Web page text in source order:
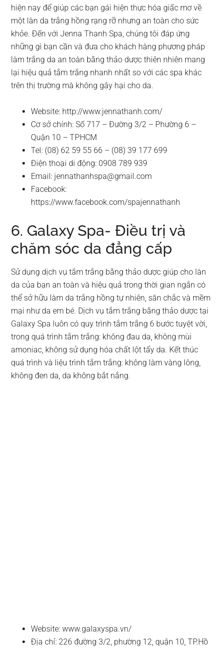
hiện nay để giúp các bạn gái hiện thực hóa giấc mơ về
một làn da trắng hồng rạng rỡ nhưng an toàn cho sức
khỏe. Đến với Jenna Thanh Spa, chúng tôi đáp ứng
những gì bạn cần và đưa cho khách hàng phương pháp
làm trắng da an toàn bằng thảo dược thiên nhiên mang
lại hiệu quả tắm trắng nhanh nhất so với các spa khác
trên thị trường mà không gây hại cho da.
Website: http://www.jennathanh.com/
Cơ sở chính: Số 717 – Đường 3/2 – Phường 6 –
Quận 10 – TPHCM
Tel: (08) 62 59 55 66 – (08) 39 177 699
Điện thoại di động: 0908 789 939
Email: jennathanhspa@gmail.com
Facebook:
https://www.facebook.com/spajennathanh
6. Galaxy Spa- Điều trị và
chăm sóc da đẳng cấp
Sử dụng dịch vụ tắm trắng bằng thảo dược giúp cho làn
da của bạn an toàn và hiệu quả trong thời gian ngắn có
thể sở hữu làm da trắng hồng tự nhiên, săn chắc và mềm
mại như da em bé. Dịch vụ tắm trắng bằng thảo dược tại
Galaxy Spa luôn có quy trình tắm trắng 6 bước tuyệt vời,
trong quá trình tắm trắng: không đau da, không mùi
amoniac, không sử dụng hóa chất lột tẩy da. Kết thúc
quá trình và liệu trình tắm trắng: không làm vàng lông,
không đen da, da không bắt nắng.
Website: www.galaxyspa.vn/
Địa chỉ: 226 đường 3/2, phường 12, quận 10, TP.Hồ